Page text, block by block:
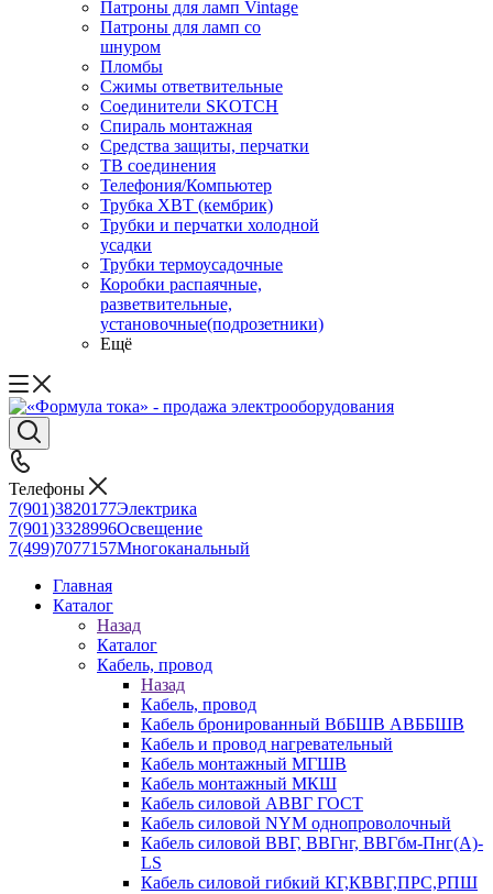
Патроны для ламп Vintage
Патроны для ламп со
шнуром
Пломбы
Сжимы ответвительные
Соединители SKOTCH
Спираль монтажная
Средства защиты, перчатки
ТВ соединения
Телефония/Компьютер
Трубка ХВТ (кембрик)
Трубки и перчатки холодной
усадки
Трубки термоусадочные
Коробки распаячные,
разветвительные,
установочные(подрозетники)
Ещё
Телефоны
7(901)3820177Электрика
7(901)3328996Освещение
7(499)7077157Многоканальный
Главная
Каталог
Назад
Каталог
Кабель, провод
Назад
Кабель, провод
Кабель бронированный ВбБШВ АВББШВ
Кабель и провод нагревательный
Кабель монтажный МГШВ
Кабель монтажный МКШ
Кабель силовой АВВГ ГОСТ
Кабель силовой NYM однопроволочный
Кабель силовой ВВГ, ВВГнг, ВВГбм-Пнг(А)-
LS
Кабель силовой гибкий КГ,КВВГ,ПРС,РПШ